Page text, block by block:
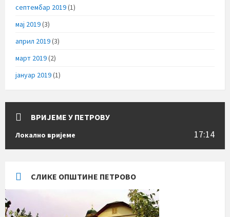
септембар 2019(1)
мај 2019(3)
април 2019(3)
март 2019(2)
јануар 2019(1)
ВРИЈЕМЕ У ПЕТРОВУ
Локално вријеме 17:14
СЛИКЕ ОПШТИНЕ ПЕТРОВО